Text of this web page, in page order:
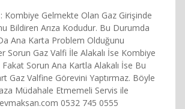
Kombiye Gelmekte Olan Gaz Girişinde
Bildiren Arıza Kodudur. Bu Durumda
Ana Karta Problem Olduğunu
Sorun Gaz Valfi İle Alakalı İse Kombiye
Sorun Ana Kartla Alakalı İse Bu
Gaz Valfine Görevini Yaptırmaz. Böyle
Müdahale Etmemeli Servis ile
0532 745 0555